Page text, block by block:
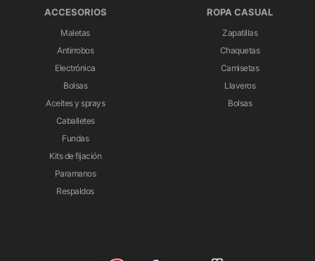
ACCESORIOS
Maletas
Antirrobos
Electrónica
Bolsas
Aceites y sprays
Caballetes
Fundas
Kits de fijación
Paramanos
Respaldos
ROPA CASUAL
Zapatillas
Chaquetas
Camisetas
Llaveros
Bolsas